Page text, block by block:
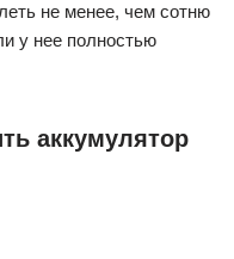
не менее, чем сотню
у нее полностью
аккумулятор